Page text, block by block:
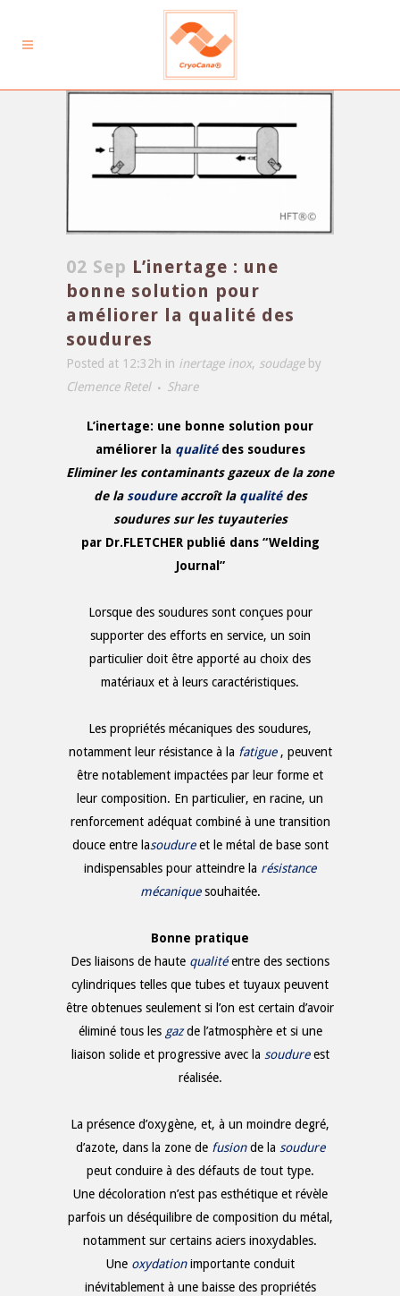
02 Sep L’inertage : une
bonne solution pour
améliorer la qualité des
soudures
Posted at 12:32h in inertage inox, soudage by
Clemence Retel
Share
L’inertage: une bonne solution pour
améliorer la qualité des soudures
Eliminer les contaminants gazeux de la zone
de lasoudure accroît la qualité des
soudures sur les tuyauteries
par Dr.FLETCHER publié dans “Welding
Journal”
Lorsque des soudures sont conçues pour
supporter des efforts en service, un soin
particulier doit être apporté au choix des
matériaux et à leurs caractéristiques.
Les propriétés mécaniques des soudures,
notamment leur résistance à la fatigue , peuvent
être notablement impactées par leur forme et
leur composition. En particulier, en racine, un
renforcement adéquat combiné à une transition
douce entre lasoudure et le métal de base sont
indispensables pour atteindre la résistance
mécanique souhaitée.
Bonne pratique
Des liaisons de haute qualité entre des sections
cylindriques telles que tubes et tuyaux peuvent
être obtenues seulement si l’on est certain d’avoir
éliminé tous les gaz de l’atmosphère et si une
liaison solide et progressive avec la soudure est
réalisée.
La présence d’oxygène, et, à un moindre degré,
d’azote, dans la zone de fusion de la soudure
peut conduire à des défauts de tout type.
Une décoloration n’est pas esthétique et révèle
parfois un déséquilibre de composition du métal,
notamment sur certains aciers inoxydables.
Une oxydation importante conduit
inévitablement à une baisse des propriétés